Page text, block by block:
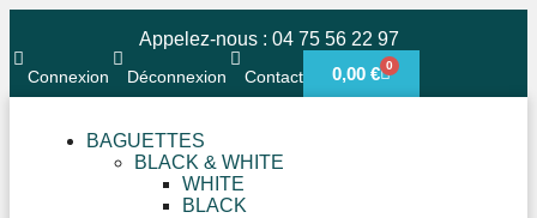
Appelez-nous : 04 75 56 22 97
Connexion Déconnexion Contact 0,00 € 0
BAGUETTES
BLACK & WHITE
WHITE
BLACK